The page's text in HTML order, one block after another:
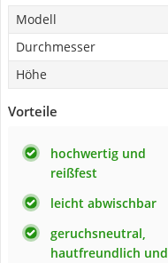
Modell
Durchmesser
Höhe
Vorteile
hochwertig und
reißfest
leicht abwischbar
geruchsneutral,
hautfreundlich und